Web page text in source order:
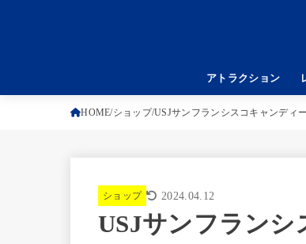
アトラクション
HOME ショップ USJサンフランシスコキャンディ
ショップ 2024.04.12
USJサンフラン